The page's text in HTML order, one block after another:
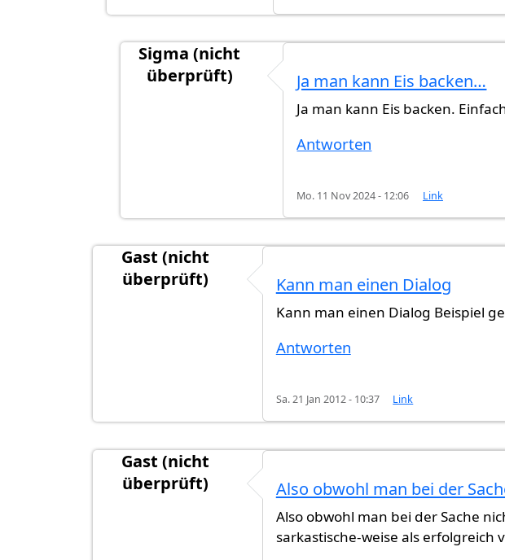
Sigma (nicht
überprüft)
Hää? Wie kann man Eis backen?vonGast
Ja man kann Eis backen…
Ja man kann Eis backen.
Antworten
Mo. 11 Nov 2024 - 12:06 Link
Gast (nicht
überprüft)
Kann man einen Dialog
Kann man einen Dialog Beispiel
Antworten
Sa. 21 Jan 2012 - 10:37 Link
Gast (nicht
überprüft)
Also obwohl man bei der
Also obwohl man bei der Sache
sarkastische-weise als